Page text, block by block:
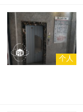
个人